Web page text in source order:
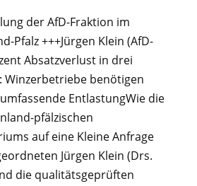
der AfD-Fraktion im
Pfalz +++Jürgen Klein (AfD-
Absatzverlust in drei
Winzerbetriebe benötigen
EntlastungWie die
pfälzischen
auf eine Kleine Anfrage
Jürgen Klein (Drs.
die qualitätsgeprüften